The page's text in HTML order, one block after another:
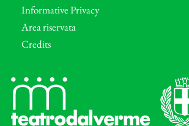
Informative Privacy
Area riservata
Credits